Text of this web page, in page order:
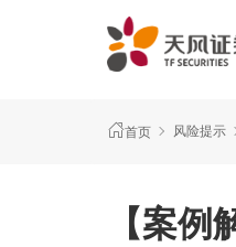
首页 风险提示
【案